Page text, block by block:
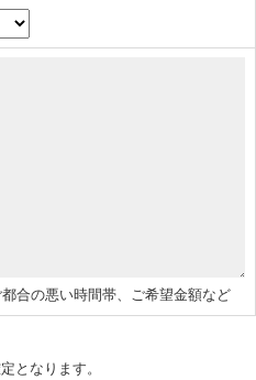
合の悪い時間帯、ご希望金額など
となります。